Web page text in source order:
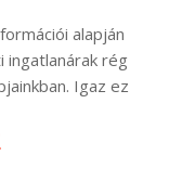
alapján
ingatlanárak rég
Igaz ez